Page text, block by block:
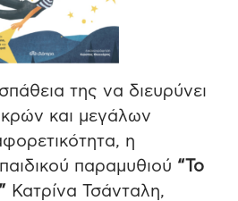
της να διευρύνει
και μεγάλων
η
παραμυθιού “Το
Κατρίνα Τσάνταλη,